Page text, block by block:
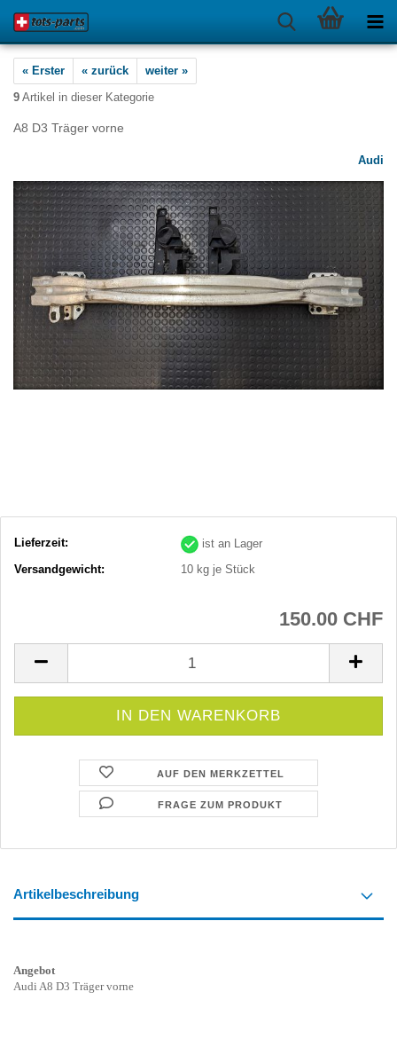
« Erster « zurück
weiter »
9 Artikel in dieser Kategorie
A8 D3 Träger vorne
Audi
Lieferzeit:
ist an Lager
Versandgewicht:
10 kg je Stück
150.00 CHF
AUF DEN MERKZETTEL
FRAGE ZUM PRODUKT
Artikelbeschreibung
Angebot
Audi A8 D3 Träger vorne